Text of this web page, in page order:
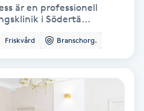
är en professionell
i Södertä...
Friskvård Branschorg.